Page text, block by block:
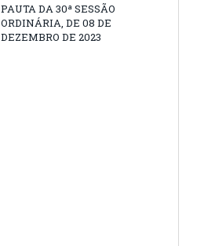
PAUTA DA 30ª SESSÃO
ORDINÁRIA, DE 08 DE
DEZEMBRO DE 2023